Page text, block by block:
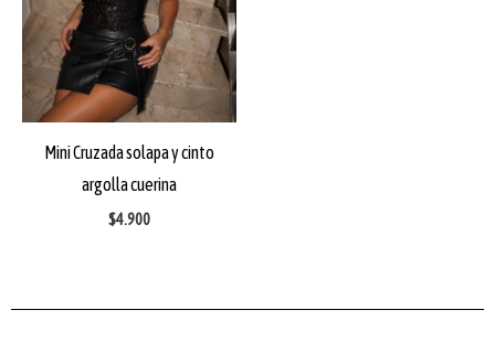
Mini Cruzada solapa y cinto
argolla cuerina
$4.900